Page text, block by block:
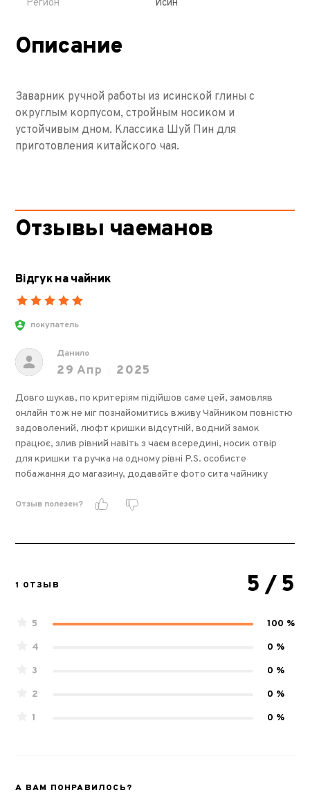
Регион Исин
Описание
Заварник ручной работы из исинской глины с
округлым корпусом, стройным носиком и
устойчивым дном. Классика Шуй Пин для
приготовления китайского чая.
Отзывы чаеманов
Відгук на чайник
покупатель
Данило
29 Апр 2025
Довго шукав, по критеріям підійшов саме цей, замовляв
онлайн тож не міг познайомитись вживу Чайником повністю
задоволений, люфт кришки відсутній, водний замок
працює, злив рівний навіть з чаєм всередині, носик отвір
для кришки та ручка на одному рівні P.S. особисте
побажання до магазину, додавайте фото сита чайнику
Отзыв полезен?
1 ОТЗЫВ 5 / 5
5
100 %
4
0 %
3
0 %
2
0 %
1
0 %
А ВАМ ПОНРАВИЛОСЬ?